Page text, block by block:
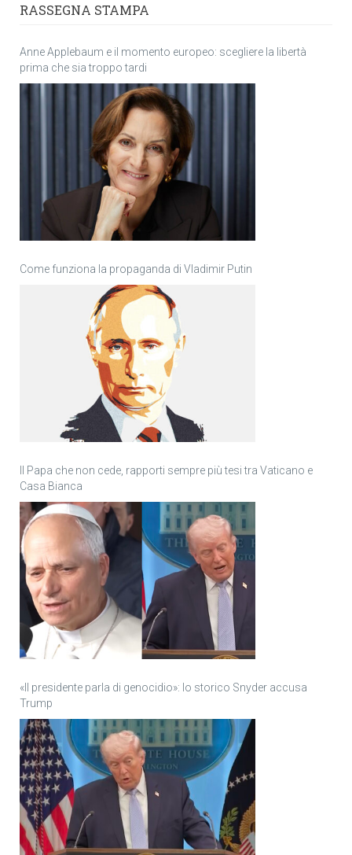
RASSEGNA STAMPA
Anne Applebaum e il momento europeo: scegliere la libertà
prima che sia troppo tardi
Come funziona la propaganda di Vladimir Putin
Il Papa che non cede, rapporti sempre più tesi tra Vaticano e
Casa Bianca
«Il presidente parla di genocidio»: lo storico Snyder accusa
Trump